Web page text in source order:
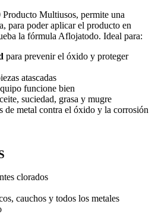
Multiusos, permite una
para poder aplicar el producto en
la fórmula Aflojatodo. Ideal para:
para prevenir el óxido y proteger
atascadas
funcione bien
suciedad, grasa y mugre
de metal contra el óxido y la corrosión
clorados
cauchos y todos los metales